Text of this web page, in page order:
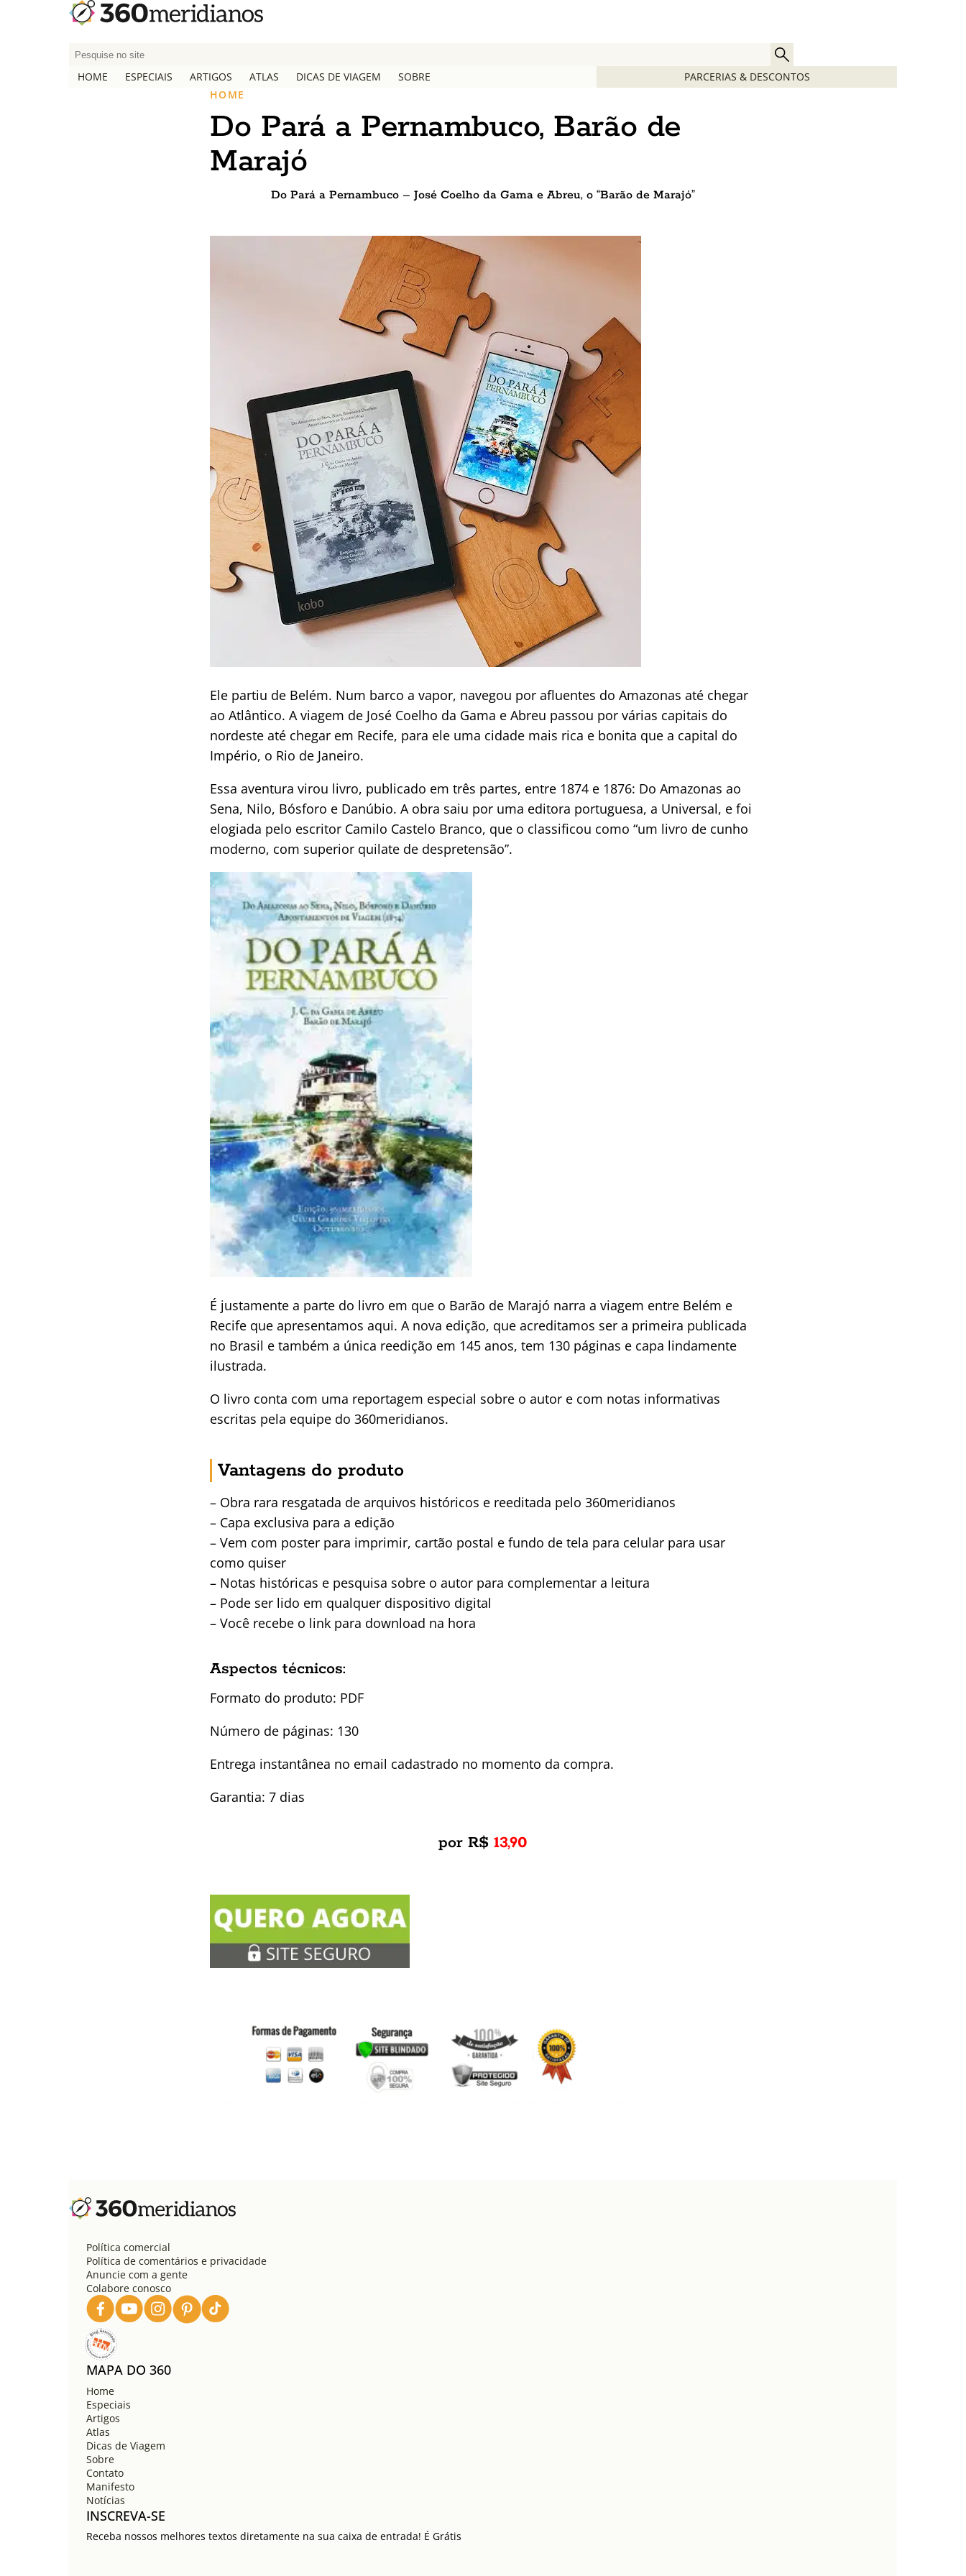
P
HOME ESPECIAIS ARTIGOS ATLAS DICAS DE VIAGEM SOBRE
PARCERIAS & DESCONTOS
HOME
Do Pará a Pernambuco, Barão de
Marajó
Do Pará a Pernambuco – José Coelho da Gama e Abreu, o “Barão de Marajó”
Ele partiu de Belém. Num barco a vapor, navegou por afluentes do Amazonas até chegar
ao Atlântico. A viagem de José Coelho da Gama e Abreu passou por várias capitais do
nordeste até chegar em Recife, para ele uma cidade mais rica e bonita que a capital do
Império, o Rio de Janeiro.
Essa aventura virou livro, publicado em três partes, entre 1874 e 1876: Do Amazonas ao
Sena, Nilo, Bósforo e Danúbio. A obra saiu por uma editora portuguesa, a Universal, e foi
elogiada pelo escritor Camilo Castelo Branco, que o classificou como “um livro de cunho
moderno, com superior quilate de despretensão”.
É justamente a parte do livro em que o Barão de Marajó narra a viagem entre Belém e
Recife que apresentamos aqui. A nova edição, que acreditamos ser a primeira publicada
no Brasil e também a única reedição em 145 anos, tem 130 páginas e capa lindamente
ilustrada.
O livro conta com uma reportagem especial sobre o autor e com notas informativas
escritas pela equipe do 360meridianos.
Vantagens do produto
– Obra rara resgatada de arquivos históricos e reeditada pelo 360meridianos
– Capa exclusiva para a edição
– Vem com poster para imprimir, cartão postal e fundo de tela para celular para usar
como quiser
– Notas históricas e pesquisa sobre o autor para complementar a leitura
– Pode ser lido em qualquer dispositivo digital
– Você recebe o link para download na hora
Aspectos técnicos:
Formato do produto: PDF
Número de páginas: 130
Entrega instantânea no email cadastrado no momento da compra.
Garantia: 7 dias
por R$ 13,90
Política comercial
Política de comentários e privacidade
Anuncie com a gente
Colabore conosco
MAPA DO 360
Home
Especiais
Artigos
Atlas
Dicas de Viagem
Sobre
Contato
Manifesto
Notícias
INSCREVA-SE
Receba nossos melhores textos diretamente na sua caixa de entrada! É Grátis